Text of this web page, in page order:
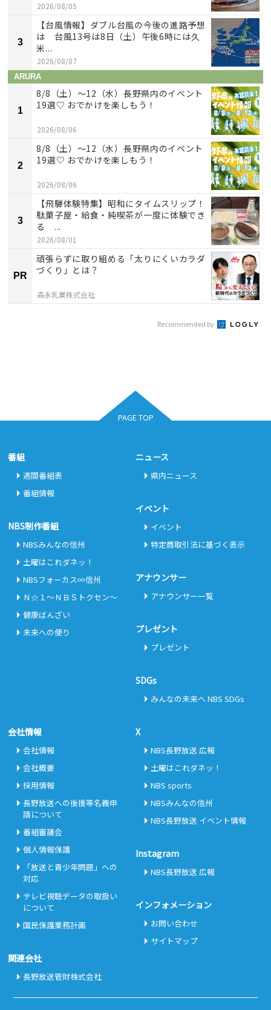
2026/08/05
3
【台風情報】ダブル台風の今後の進路予想
は 台風13号は8日（土）午後6時には久
米...
2026/08/07
ARURA
1
8/8（土）〜12（水）長野県内のイベント
19選♡ おでかけを楽しもう！
2026/08/06
2
8/8（土）〜12（水）長野県内のイベント
19選♡ おでかけを楽しもう！
2026/08/06
3
【飛騨体験特集】昭和にタイムスリップ！
駄菓子屋・給食・純喫茶が一度に体験でき
る ...
2026/08/01
PR
頑張らずに取り組める「太りにくいカラダ
づくり」とは？
森永乳業株式会社
Recommended by
PAGE TOP
番組
週間番組表
番組情報
NBS制作番組
NBSみんなの信州
土曜はこれダネッ！
NBSフォーカス∞信州
Ｎ☆１～ＮＢＳトクセン～
健康ばんざい
未来への便り
ニュース
県内ニュース
イベント
イベント
特定商取引法に基づく表示
アナウンサー
アナウンサー一覧
プレゼント
プレゼント
SDGs
みんなの未来へ NBS SDGs
会社情報
会社情報
会社概要
採用情報
長野放送への後援等名義申
請について
番組審議会
個人情報保護
「放送と青少年問題」への
対応
テレビ視聴データの取扱い
について
国民保護業務計画
関連会社
長野放送管財株式会社
X
NBS長野放送 広報
土曜はこれダネッ！
NBS sports
NBSみんなの信州
NBS長野放送 イベント情報
Instagram
NBS長野放送 広報
インフォメーション
お問い合わせ
サイトマップ